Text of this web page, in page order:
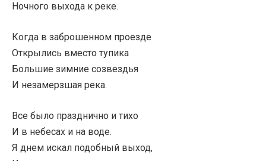
Ночного выхода к реке.
Когда в заброшенном проезде
Открылись вместо тупика
Большие зимние созвездья
И незамерзшая река.
Все было празднично и тихо
И в небесах и на воде.
Я днем искал подобный выход,